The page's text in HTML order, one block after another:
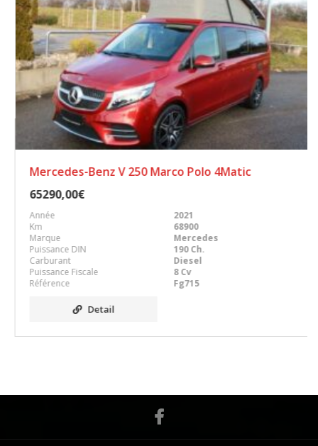
Mercedes-Benz V 250 Marco Polo 4Matic
65290,00€
Année
2021
Km
68900
Marque
Mercedes
Puissance DIN
190 Ch.
Carburant
Diesel
Puissance Fiscale
8 Cv
Référence
Fg715
Detail